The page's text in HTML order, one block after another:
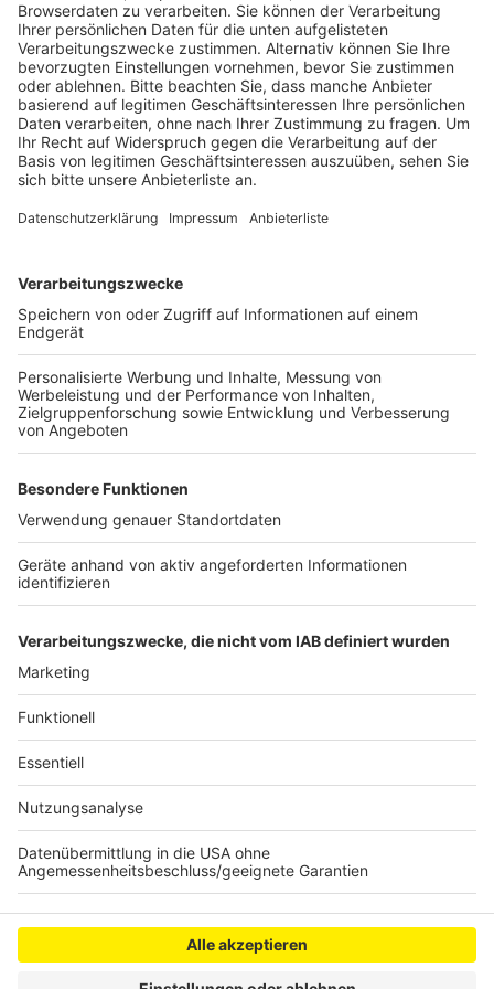
Angaben der Stadt ist ein Fachplaner
ausgeschrieben und die vorbereitenden
Maßnahmen wie Estrich, Verkleidungen und Co
befinden sich in der Vorbereitung der
Ausschreibung.
Veröffentlicht:Donnerstag, 20.06.2024 15:44
Anzeige
Der Wasserschaden im Schulzentrum Horrem-Sindorf
vor rund 10 Monaten hatte vor allem die Fachräume
für Musik und Naturwissenschaften stark beschädigt.
Weil es bisher noch keine Einigung mit der
Versicherung gegeben hat, soll die Stadt zunächst die
Finanzierung übernehmen und die geschätzten Kosten
von knapp 2,7 Millionen Euro vorstrecken. Wann die
Arbeiten in den Fachräumen starten und wann die
aber noch nicht abzusehen, so die Stadt. Denn dafür
müsse der Fachplaner erst einmal starten. Außerdem
sei die Lieferfrist für die Spezialmöbel voraussichtlich
auch recht lang.
Anzeige